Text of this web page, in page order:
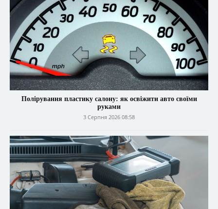
Полірування пластику салону: як освіжити авто своїми
руками
3 Серпня 2026 08:58